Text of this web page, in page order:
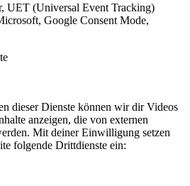
UET (Universal Event Tracking)
Google Consent Mode,
dieser Dienste können wir dir Videos
anzeigen, die von externen
Mit deiner Einwilligung setzen
folgende Drittdienste ein: